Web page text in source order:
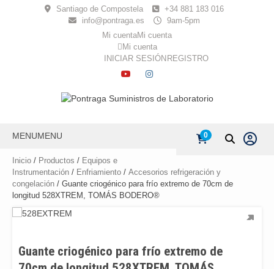
Santiago de Compostela
+34 881 183 016
info@pontraga.es
9am-5pm
Mi cuentaMi cuenta
Mi cuenta
INICIAR SESIÓN REGISTRO
YOUTUBE
INSTAGRAM
MENUMENU 0
Inicio / Productos / Equipos e
Instrumentación / Enfriamiento / Accesorios refrigeración y
congelación / Guante criogénico para frío extremo de 70cm de
longitud 528XTREM, TOMÁS BODERO®
Guante criogénico para frío extremo de